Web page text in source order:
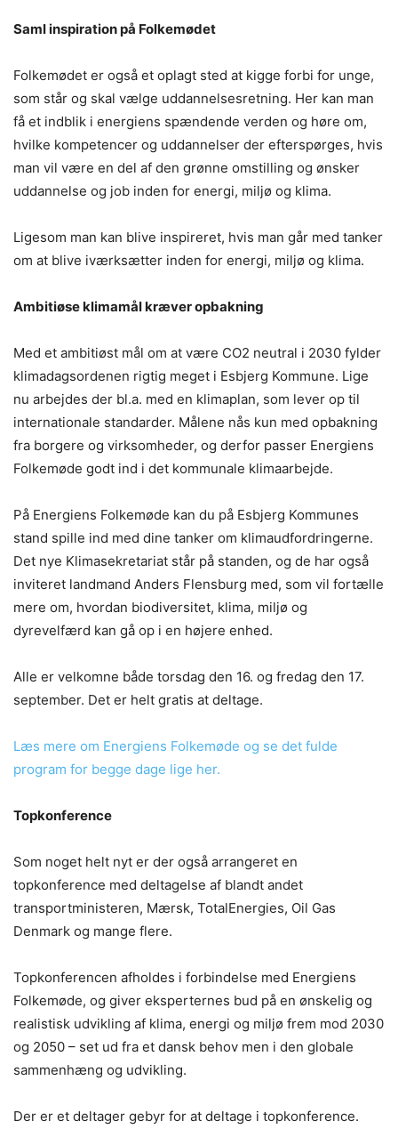
Saml inspiration på Folkemødet
Folkemødet er også et oplagt sted at kigge forbi for unge,
som står og skal vælge uddannelsesretning. Her kan man
få et indblik i energiens spændende verden og høre om,
hvilke kompetencer og uddannelser der efterspørges, hvis
man vil være en del af den grønne omstilling og ønsker
uddannelse og job inden for energi, miljø og klima.
Ligesom man kan blive inspireret, hvis man går med tanker
om at blive iværksætter inden for energi, miljø og klima.
Ambitiøse klimamål kræver opbakning
Med et ambitiøst mål om at være CO2 neutral i 2030 fylder
klimadagsordenen rigtig meget i Esbjerg Kommune. Lige
nu arbejdes der bl.a. med en klimaplan, som lever op til
internationale standarder. Målene nås kun med opbakning
fra borgere og virksomheder, og derfor passer Energiens
Folkemøde godt ind i det kommunale klimaarbejde.
På Energiens Folkemøde kan du på Esbjerg Kommunes
stand spille ind med dine tanker om klimaudfordringerne.
Det nye Klimasekretariat står på standen, og de har også
inviteret landmand Anders Flensburg med, som vil fortælle
mere om, hvordan biodiversitet, klima, miljø og
dyrevelfærd kan gå op i en højere enhed.
Alle er velkomne både torsdag den 16. og fredag den 17.
september. Det er helt gratis at deltage.
Læs mere om Energiens Folkemøde og se det fulde
program for begge dage lige her.
Topkonference
Som noget helt nyt er der også arrangeret en
topkonference med deltagelse af blandt andet
transportministeren, Mærsk, TotalEnergies, Oil Gas
Denmark og mange flere.
Topkonferencen afholdes i forbindelse med Energiens
Folkemøde, og giver eksperternes bud på en ønskelig og
realistisk udvikling af klima, energi og miljø frem mod 2030
og 2050 – set ud fra et dansk behov men i den globale
sammenhæng og udvikling.
Der er et deltager gebyr for at deltage i topkonference.